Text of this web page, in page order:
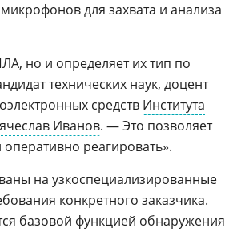
для захвата и анализа
но и определяет их тип по
технических наук, доцент
средств Института
Иванов. — Это позволяет
реагировать».
на узкоспециализированные
конкретного заказчика.
базовой функцией обнаружения